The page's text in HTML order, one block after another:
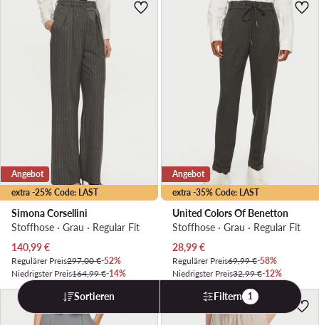
extra -25% Code: LAST
Angebot
Simona Corsellini
Stoffhose · Grau · Regular Fit
Aktueller Preis
140,99€
Regulärer Preis297,00 €-52%
Niedrigster Preis164,99 €-14%
extra -35% Code: LAST
Angebot
United Colors Of Benetton
Stoffhose · Grau · Regular Fit
Aktueller Preis
28,99€
Regulärer Preis69,99 €-58%
Niedrigster Preis32,99 €-12%
Sortieren Filtern 1